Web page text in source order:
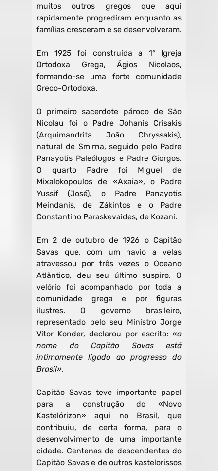
muitos outros gregos que aqui
rapidamente progrediram enquanto as
famílias cresceram e se desenvolveram.
Em 1925 foi construída a 1ª Igreja
Ortodoxa Grega, Ágios Nicolaos,
formando-se uma forte comunidade
Greco-Ortodoxa.
O primeiro sacerdote pároco de São
Nicolau foi o Padre Johanis Crisakis
(Arquimandrita João Chryssakis),
natural de Smirna, seguido pelo Padre
Panayotis Paleólogos e Padre Giorgos.
O quarto Padre foi Miguel de
Mixalokopoulos de «Axaia», o Padre
Yussif (José), o Padre Panayotis
Meindanis, de Zákintos e o Padre
Constantino Paraskevaides, de Kozani.
Em 2 de outubro de 1926 o Capitão
Savas que, com um navio a velas
atravessou por três vezes o Oceano
Atlântico, deu seu último suspiro. O
velório foi acompanhado por toda a
comunidade grega e por figuras
ilustres. O governo brasileiro,
representado pelo seu Ministro Jorge
Vitor Konder, declarou por escrito: «o
nome do Capitão Savas está
intimamente ligado ao progresso do
Brasil».
Capitão Savas teve importante papel
para a construção do «Novo
Kastelórizon» aqui no Brasil, que
contribuiu, de certa forma, para o
desenvolvimento de uma importante
cidade. Centenas de descendentes do
Capitão Savas e de outros kastelorissos